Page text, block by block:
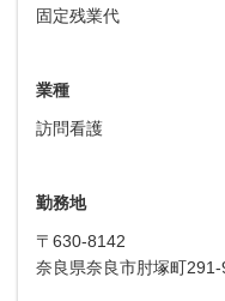
固定残業代
業種
訪問看護
勤務地
〒630-8142
奈良県奈良市肘塚町291-